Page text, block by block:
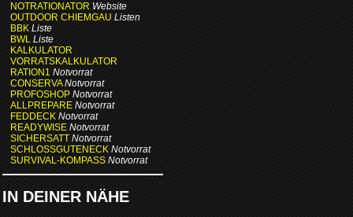
NOTRATIONATOR Website
OUTDOOR CHIEMGAU Listen
BBK Liste
BWL Liste
KALKULATOR
VORRATSKALKULATOR
RATION1 Notvorrat
CONSERVA Notvorrat
PROFOSHOP Notvorrat
ALLPREPARE Notvorrat
FEDDECK Notvorrat
READYWISE Notvorrat
SICHERSATT Notvorrat
SCHLOSSGUTENECK Notvorrat
SURVIVAL-KOMPASS Notvorrat
IN DEINER NÄHE